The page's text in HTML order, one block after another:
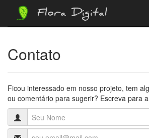
Flora Digital
Contato
Ficou interessado em nosso projeto, tem
ou comentário para sugerir? Escreva para